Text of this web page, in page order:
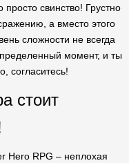
свинство! Грустно
а вместо этого
сложности не всегда
момент, и ты
согласитесь!
стоит
Hero RPG – неплохая